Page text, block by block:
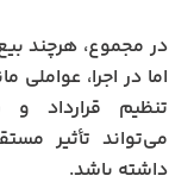
در مجموع، هرچند
اما در اجرا،
تنظیم قرارداد
می‌تواند تأثیر